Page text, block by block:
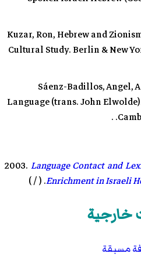
Kuzar, Ron, Hebrew and
Cultural Study. Berlin & New
Sáenz-Badillos, Angel,
Language (trans. John
Language Contact and
Enrichment in Israeli
خارجية
مسبقة